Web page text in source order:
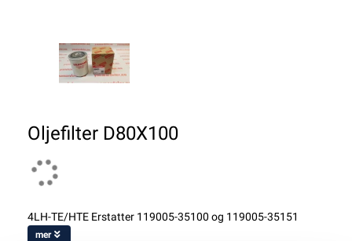
Oljefilter D80X100
4LH-TE/HTE Erstatter 119005-35100 og 119005-35151
mer